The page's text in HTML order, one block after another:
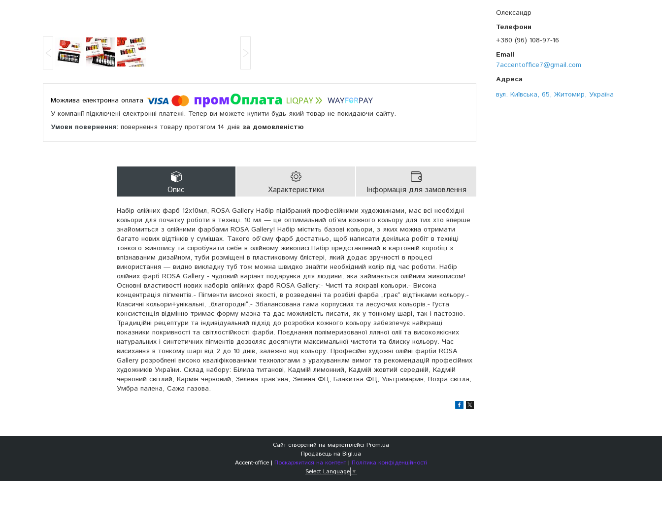
Олександр
+380 (96) 108-97-16
7accentoffice7@gmail.com
вул. Київська, 65, Житомир, Україна
У компанії підключені електронні платежі. Тепер ви можете купити будь-який товар не покидаючи сайту.
повернення товару протягом 14 днів за домовленістю
Опис Характеристики Інформація для замовлення
Набір олійних фарб 12х10мл, ROSA Gallery Набір підібраний професійними художниками, має всі необхідні
кольори для початку роботи в техніці. 10 мл — це оптимальний об’єм кожного кольору для тих хто вперше
знайомиться з олійними фарбами ROSA Gallery! Набір містить базові кольори, з яких можна отримати
багато нових відтінків у сумішах. Такого об’єму фарб достатньо, щоб написати декілька робіт в техніці
тонкого живопису та спробувати себе в олійному живописі.Набір представлений в картонній коробці з
впізнаваним дизайном, туби розміщені в пластиковому блістері, який додає зручності в процесі
використання — видно викладку туб тож можна швидко знайти необхідний колір під час роботи. Набір
олійних фарб ROSA Gallery - чудовий варіант подарунка для людини, яка займається олійним живописом!
Основні властивості нових наборів олійних фарб ROSA Gallery:- Чисті та яскраві кольори.- Висока
концентрація пігментів.- Пігменти високої якості, в розведенні та розбілі фарба „грає“ відтінками кольору.-
Класичні кольори+унікальні, „благородні“.- Збалансована гама корпусних та лесуючих кольорів.- Густа
консистенція відмінно тримає форму мазка та дає можливість писати, як у тонкому шарі, так і пастозно.
Традиційні рецептури та індивідуальний підхід до розробки кожного кольору забезпечує найкращі
показники покривності та світлостійкості фарби. Поєднання полімеризованої лляної олії та високоякісних
натуральних і синтетичних пігментів дозволяє досягнути максимальної чистоти та блиску кольору. Час
висихання в тонкому шарі від 2 до 10 днів, залежно від кольору. Професійні художні олійні фарби ROSA
Gallery розроблені високо кваліфікованими технологами з урахуванням вимог та рекомендацій професійних
художників України. Склад набору: Білила титанові, Кадмій лимонний, Кадмій жовтий середній, Кадмій
червоний світлий, Кармін червоний, Зелена трав’яна, Зелена ФЦ, Блакитна ФЦ, Ультрамарин, Вохра світла,
Умбра палена, Сажа газова.
Сайт створений на маркетплейсі Prom.ua
Продавець на Bigl.ua
Accent-office | Поскаржитися на контент | Політика конфіденційності
Select Language ▼